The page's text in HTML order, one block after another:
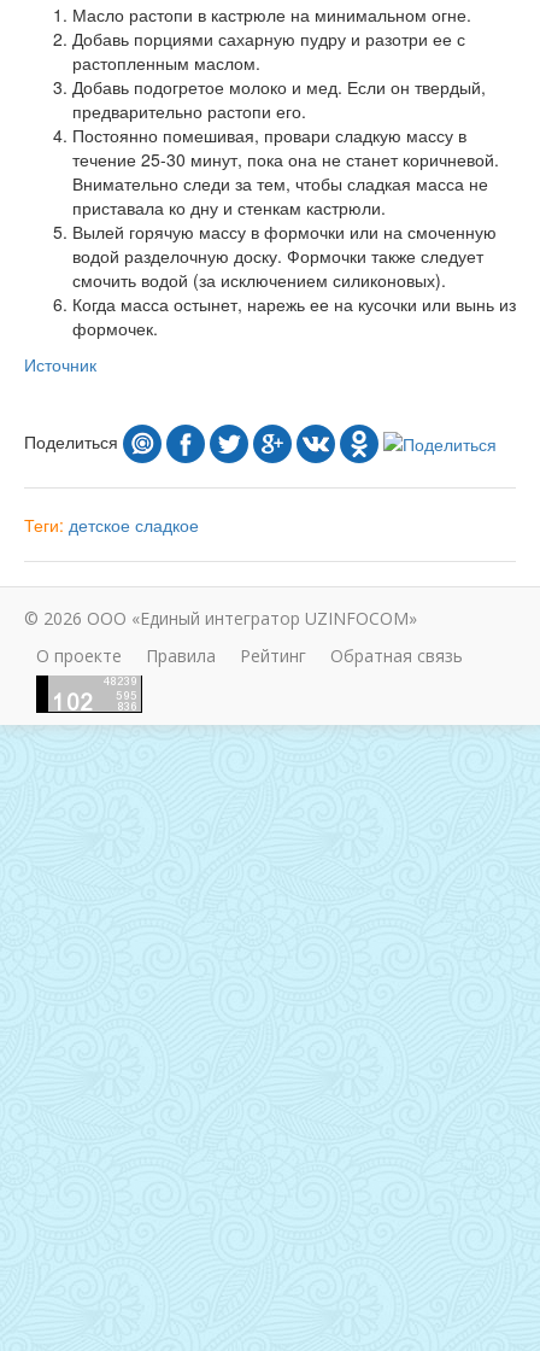
Масло растопи в кастрюле на минимальном огне.
Добавь порциями сахарную пудру и разотри ее с
растопленным маслом.
Добавь подогретое молоко и мед. Если он твердый,
предварительно растопи его.
Постоянно помешивая, провари сладкую массу в
течение 25-30 минут, пока она не станет коричневой.
Внимательно следи за тем, чтобы сладкая масса не
приставала ко дну и стенкам кастрюли.
Вылей горячую массу в формочки или на смоченную
водой разделочную доску. Формочки также следует
смочить водой (за исключением силиконовых).
Когда масса остынет, нарежь ее на кусочки или вынь из
формочек.
Источник
Поделиться
Теги: детское сладкое
© 2026 ООО «Единый интегратор UZINFOCOM»
О проекте
Правила Рейтинг Обратная связь